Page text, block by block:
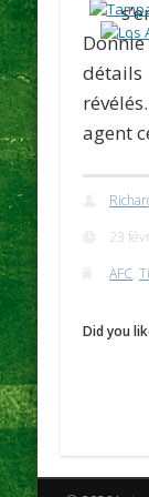
agent
23
AFC,
Did you